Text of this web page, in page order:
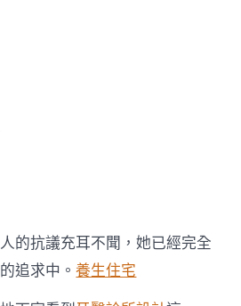
的抗議充耳不聞，她已經完全
追求中。養生住宅